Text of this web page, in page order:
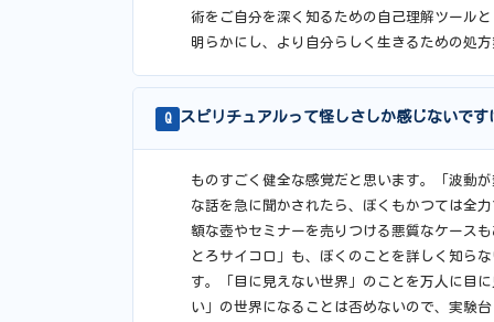
術をご自分を深く知るための自己理解ツール
明らかにし、より自分らしく生きるための処
Q スピリチュアルって怪しさしか感じないで
ものすごく健全な感覚だと思います。「波動
な話を急に聞かされたら、ぼくもかつては全
額な壺やセミナーを売りつける悪質なケース
とろサイコロ」も、ぼくのことを詳しく知ら
す。「目に見えない世界」のことを万人に目
い」の世界になることは否めないので、実験